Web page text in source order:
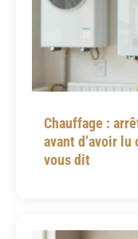
Chauffage :
avant d’avoir
vous dit